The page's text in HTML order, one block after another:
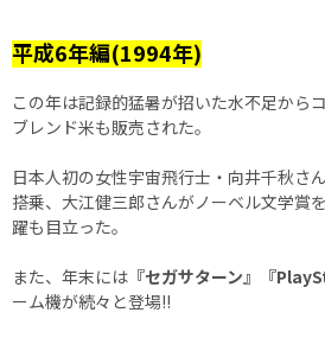
平成6年編(1994年)
この年は記録的猛暑が招いた水不足から
ブレンド米も販売された。
日本人初の女性宇宙飛行士・向井千秋さ
搭乗、大江健三郎さんがノーベル文学賞
躍も目立った。
また、年末には 『セガサターン』『
ーム機が続々と登場!!